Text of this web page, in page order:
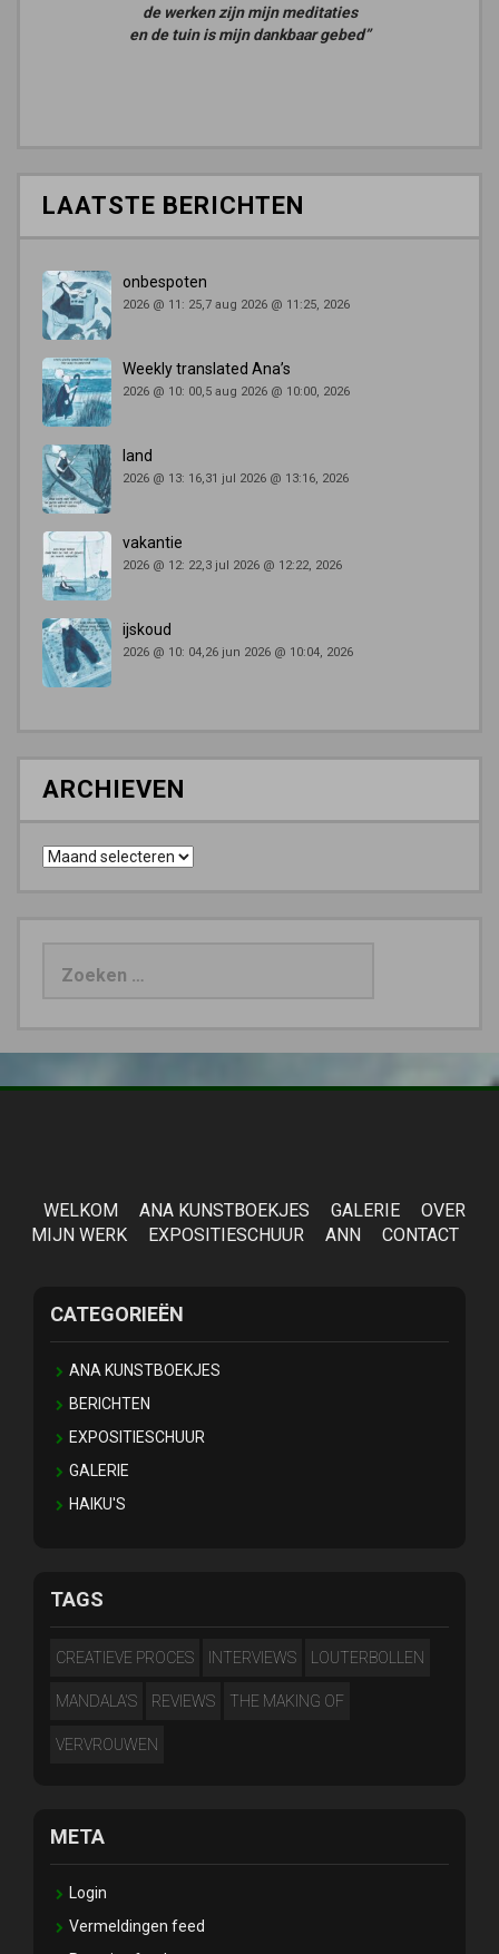
de werken zijn mijn meditaties
en de tuin is mijn dankbaar gebed”
LAATSTE BERICHTEN
onbespoten
2026 @ 11: 25,7 aug 2026 @ 11:25, 2026
Weekly translated Ana’s
2026 @ 10: 00,5 aug 2026 @ 10:00, 2026
land
2026 @ 13: 16,31 jul 2026 @ 13:16, 2026
vakantie
2026 @ 12: 22,3 jul 2026 @ 12:22, 2026
ijskoud
2026 @ 10: 04,26 jun 2026 @ 10:04, 2026
ARCHIEVEN
Archieven
WELKOM ANA KUNSTBOEKJES GALERIE
OVER
MIJN WERK
EXPOSITIESCHUUR ANN CONTACT
CATEGORIEËN
ANA KUNSTBOEKJES
BERICHTEN
EXPOSITIESCHUUR
GALERIE
HAIKU'S
TAGS
CREATIEVE PROCES INTERVIEWS LOUTERBOLLEN
MANDALA'S REVIEWS THE MAKING OF
VERVROUWEN
META
Login
Vermeldingen feed